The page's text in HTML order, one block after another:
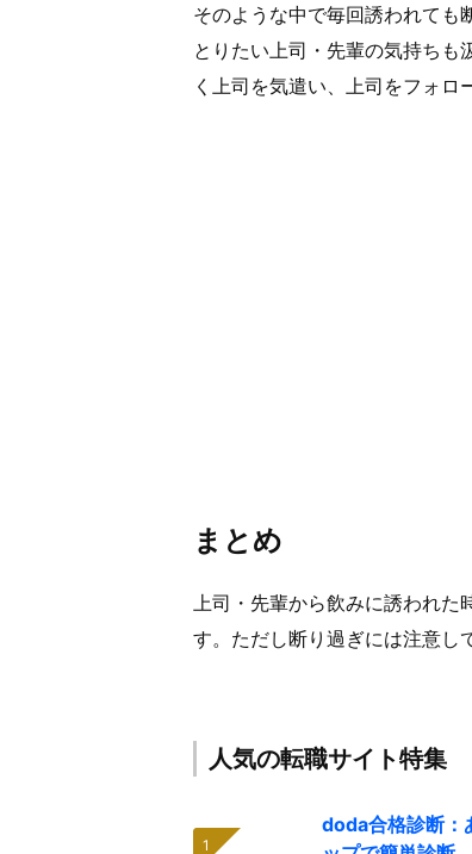
そのような中で毎回誘われても
とりたい上司・先輩の気持ちも
く上司を気遣い、上司をフォロ
まとめ
上司・先輩から飲みに誘われた
す。ただし断り過ぎには注意し
人気の転職サイト特集
doda合格診断：